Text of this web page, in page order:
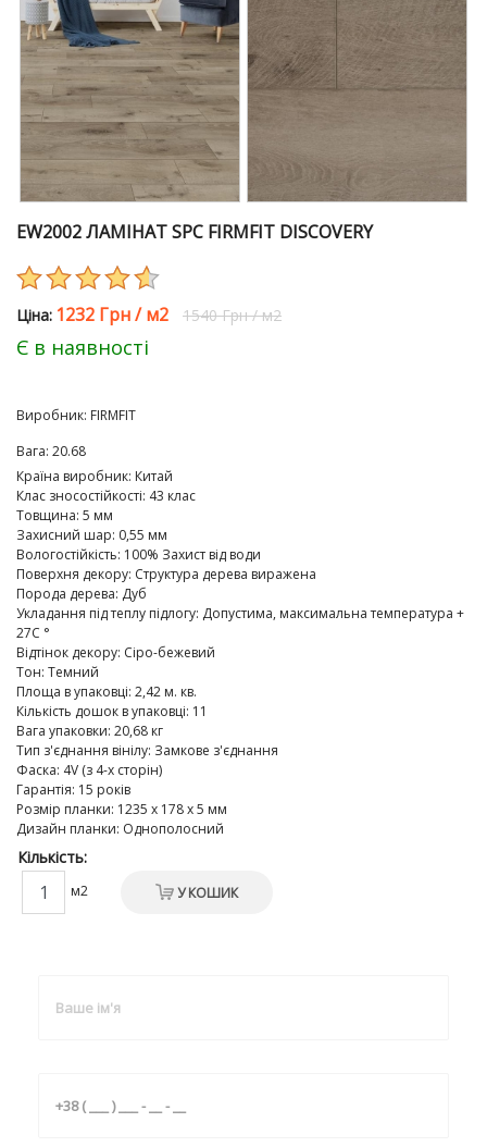
EW2002 ЛАМІНАТ SPC FIRMFIT DISCOVERY
Цiна: 1232 Грн/м2 1540 Грн /м2
Є в наявності
Виробник: FIRMFIT
Вага: 20.68
Країна виробник: Китай
Клас зносостійкості: 43 клас
Товщина: 5 мм
Захисний шар: 0,55 мм
Вологостійкість: 100% Захист від води
Поверхня декору: Структура дерева виражена
Порода дерева: Дуб
Укладання під теплу підлогу: Допустима, максимальна температура +
27C °
Відтінок декору: Сіро-бежевий
Тон: Темний
Площа в упаковці: 2,42 м. кв.
Кількість дошок в упаковці: 11
Вага упаковки: 20,68 кг
Тип з'єднання вінілу: Замкове з'єднання
Фаска: 4V (з 4-х сторін)
Гарантія: 15 років
Розмір планки: 1235 х 178 х 5 мм
Дизайн планки: Однополосний
Кількість:
м2 У КОШИК